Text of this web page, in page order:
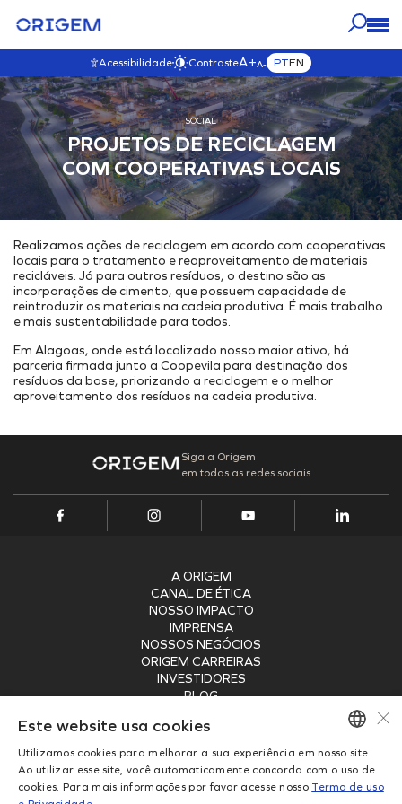
Acessibilidade ContrasteA+A- PTEN
A ORIGEM
VISITAR ESTA SEÇÃO
Quem Somos
Nosso Propósito e Valores
Nossa História
Nosso Time
Nossa Ética
Código de Ética
Canal de Ética
Política Anticorrupção
Política de SGI
Onde Estamos
Nossos Ativos
Cadastro
NOSSOS
NEGÓCIOS
VISITAR ESTA SEÇÃO
NOSSOS ATIVOS
Mapa Interativo
E&P
Desenvolvimento & Produção
Comercialização
Soluções Energéticas Integradas
Parque de Geração de Energia
Estocagem Subterrânea
Interiorização do Gás
Hub Energético
Portal do Cliente
NOSSO
IMPACTO
VISITAR ESTA SEÇÃO
Governança
Governança
Transparência
Nossos Compromissos
Ambiental
Mudanças Climáticas
Iniciativas Ambientais
Social
Projetos Externos
Projetos Internos
Pesquisa, Desenvolvimento & Inovação
Transição Energética
Segurança
IMPRENSA
VISITAR ESTA SEÇÃO
Blog
Notícias
Fale com a Origem
CARREIRAS
VISITAR ESTA SEÇÃO
Origem Carreiras
Venha para Nosso Time
SOCIAL
PROJETOS DE RECICLAGEM
COM COOPERATIVAS LOCAIS
Realizamos ações de reciclagem em acordo com cooperativas
locais para o tratamento e reaproveitamento de materiais
recicláveis. Já para outros resíduos, o destino são as
incorporações de cimento, que possuem capacidade de
reintroduzir os materiais na cadeia produtiva. É mais trabalho
e mais sustentabilidade para todos.
Em Alagoas, onde está localizado nosso maior ativo, há
parceria firmada junto a Coopevila para destinação dos
resíduos da base, priorizando a reciclagem e o melhor
aproveitamento dos resíduos na cadeia produtiva.
Siga a Origem
em todas as redes sociais
RECEBA NOSSA NEWSLETTER
ENVIAR
A ORIGEM
CANAL DE ÉTICA
NOSSO IMPACTO
IMPRENSA
NOSSOS NEGÓCIOS
ORIGEM CARREIRAS
INVESTIDORES
BLOG
PORTUGUESE
ENGLISH
×
Este website usa cookies
Utilizamos cookies para melhorar a sua experiência em nosso site.
Ao utilizar esse site, você automaticamente concorda com o uso de
cookies. Para mais informações por favor acesse nosso Termo de uso